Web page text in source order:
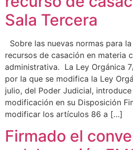
Sala Tercera
Sobre las nuevas normas para
recursos de casación en materia
administrativa. La Ley Orgánica
por la que se modifica la Ley
julio, del Poder Judicial,
modificación en su Disposición
modificar los artículos 86 a […]
Firmado el